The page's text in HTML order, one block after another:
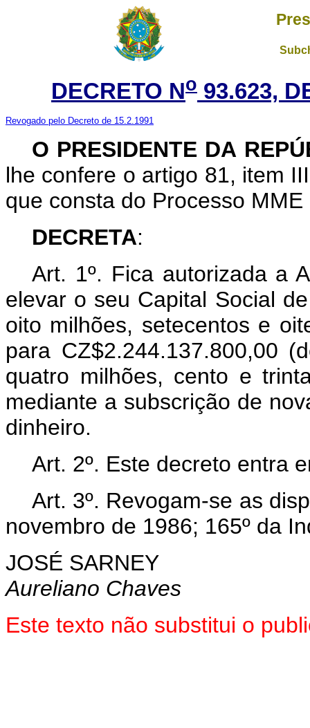
DECRETO No 93.623,
Revogado pelo Decreto de 15.2.1991
O PRESIDENTE DA
lhe confere o artigo 81, item
que consta do Processo
DECRETA:
Art. 1º. Fica autorizada a
elevar o seu Capital Social
oito milhões, setecentos e
para CZ$2.244.137.800,00
quatro milhões, cento e
mediante a subscrição de
dinheiro.
Art. 2º. Este decreto entra
Art. 3º. Revogam-se as
novembro de 1986; 165º da
JOSÉ SARNEY
Aureliano Chaves
Este texto não substitui o